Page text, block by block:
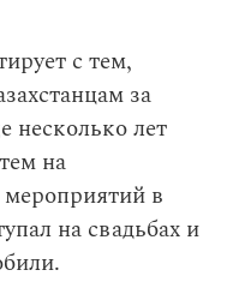
с тем,
за
несколько лет
на
в
на свадьбах и